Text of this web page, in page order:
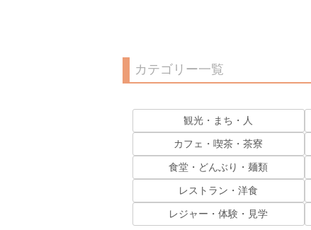
カテゴリー一覧
観光・まち・人
カフェ・喫茶・茶寮
食堂・どんぶり・麺類
レストラン・洋食
レジャー・体験・見学